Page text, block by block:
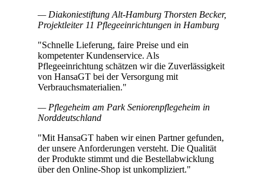
— Diakoniestiftung Alt-Hamburg Thorsten Becker,
Projektleiter 11 Pflegeeinrichtungen in Hamburg
"Schnelle Lieferung, faire Preise und ein
kompetenter Kundenservice. Als
Pflegeeinrichtung schätzen wir die Zuverlässigkeit
von HansaGT bei der Versorgung mit
Verbrauchsmaterialien."
— Pflegeheim am Park Seniorenpflegeheim in
Norddeutschland
"Mit HansaGT haben wir einen Partner gefunden,
der unsere Anforderungen versteht. Die Qualität
der Produkte stimmt und die Bestellabwicklung
über den Online-Shop ist unkompliziert."